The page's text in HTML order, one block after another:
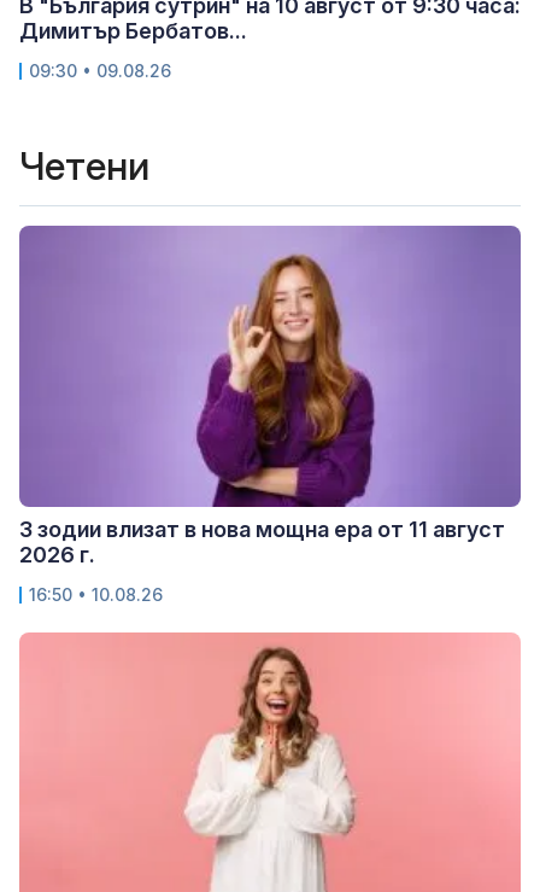
В "България сутрин" на 10 август от 9:30 часа:
Димитър Бербатов...
09:30 • 09.08.26
Четени
3 зодии влизат в нова мощна ера от 11 август
2026 г.
16:50 • 10.08.26